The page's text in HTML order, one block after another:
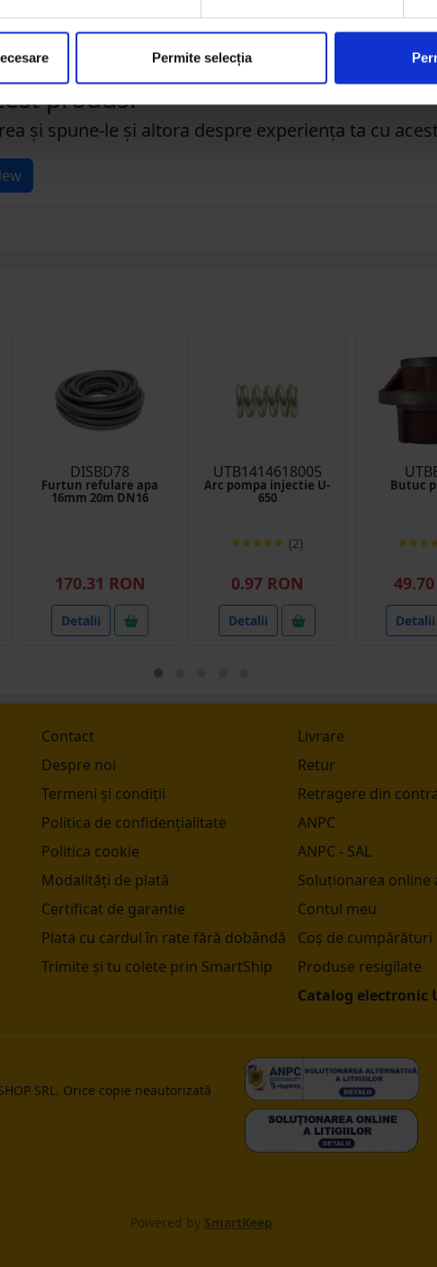
Permite selecția
produs?
și spune-le și altora despre experiența ta cu
DISBD78
Furtun refulare apa
16mm 20m DN16
170.31 RON
Detalii
UTB1414618005
Arc pompa injectie U-
650
(2)
0.97 RON
Detalii
Butuc
Detalii
Contact
Despre noi
Termeni și condiții
Politica de confidențialitate
Politica cookie
Modalități de plată
Certificat de garantie
Plata cu cardul în rate fără dobândă
Trimite și tu colete prin SmartShip
Livrare
Retur
Retragere din
ANPC
ANPC - SAL
Soluționarea online
Contul meu
Coș de cumpărături
Produse resigilate
Catalog electronic
SRL. Orice copie neautorizată
Powered by SmartKeep